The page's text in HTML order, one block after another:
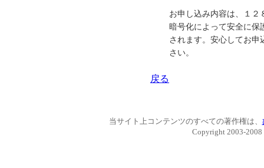
お申し込み内容は、１２
暗号化によって安全に保
されます。安心してお申
さい。
戻る
当サイト上コンテンツのすべての著作権は、
Copyright 2003-